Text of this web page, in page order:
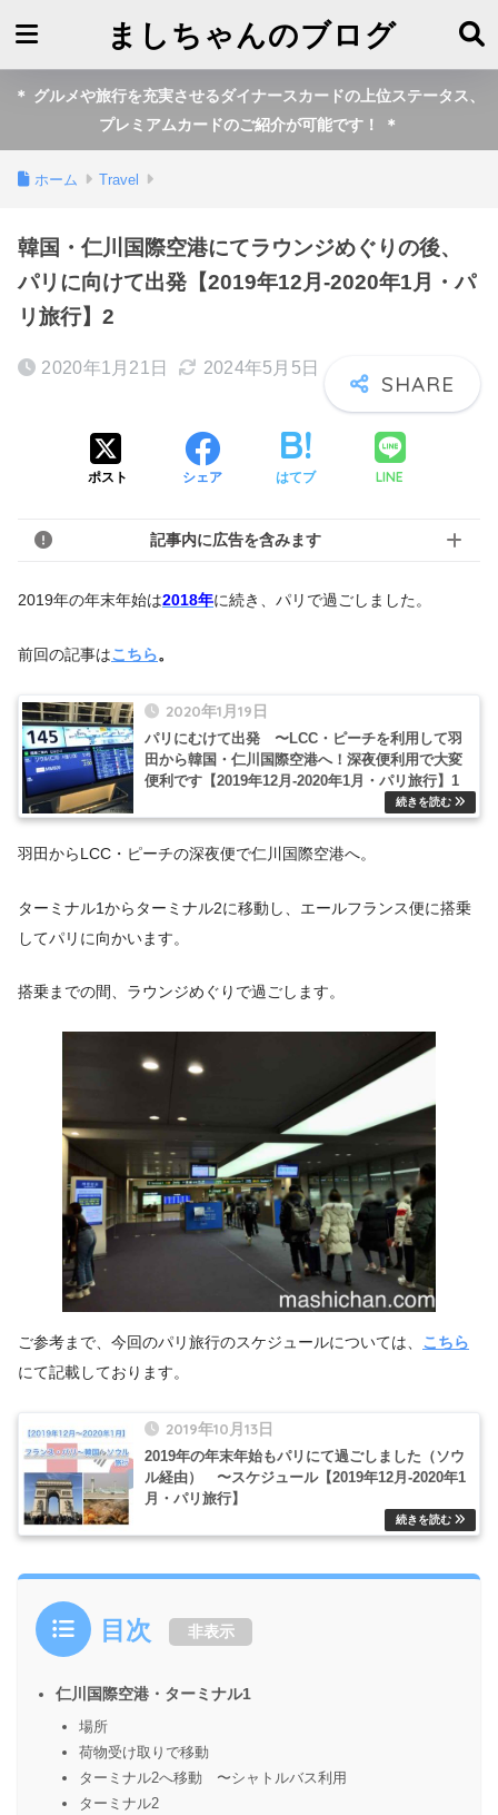
ましちゃんのブログ
＊ グルメや旅行を充実させるダイナースカードの上位ステータス、
プレミアムカードのご紹介が可能です！ ＊
ホーム Travel
韓国・仁川国際空港にてラウンジめぐりの後、
パリに向けて出発【2019年12月-2020年1月・パ
リ旅行】2
2020年1月21日 2024年5月5日
ポスト シェア はてブ LINE
記事内に広告を含みます
2019年の年末年始は2018年に続き、パリで過ごしました。
前回の記事はこちら。
2020年1月19日
パリにむけて出発 〜LCC・ピーチを利用して羽
田から韓国・仁川国際空港へ！深夜便利用で大変
便利です【2019年12月-2020年1月・パリ旅行】1
羽田からLCC・ピーチの深夜便で仁川国際空港へ。
ターミナル1からターミナル2に移動し、エールフランス便に搭乗
してパリに向かいます。
搭乗までの間、ラウンジめぐりで過ごします。
ご参考まで、今回のパリ旅行のスケジュールについては、 こちら
にて記載しております。
2019年10月13日
2019年の年末年始もパリにて過ごしました（ソウ
ル経由） 〜スケジュール【2019年12月-2020年1
月・パリ旅行】
目次 非表示
仁川国際空港・ターミナル1
場所
荷物受け取りで移動
ターミナル2へ移動 〜シャトルバス利用
ターミナル2